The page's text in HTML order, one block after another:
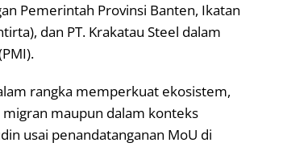
Pemerintah Provinsi Banten, Ikatan
dan PT. Krakatau Steel dalam
rangka memperkuat ekosistem,
maupun dalam konteks
usai penandatanganan MoU di